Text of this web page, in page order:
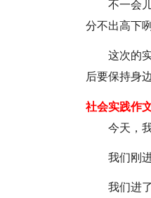
不一会
分不出高下咧
这次的
后要保持身
社会实践作
今天，
我们刚
我们进